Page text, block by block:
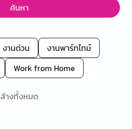
ค้นหา
งานด่วน
งานพาร์ทไทม์
Work from Home
ล้างทั้งหมด